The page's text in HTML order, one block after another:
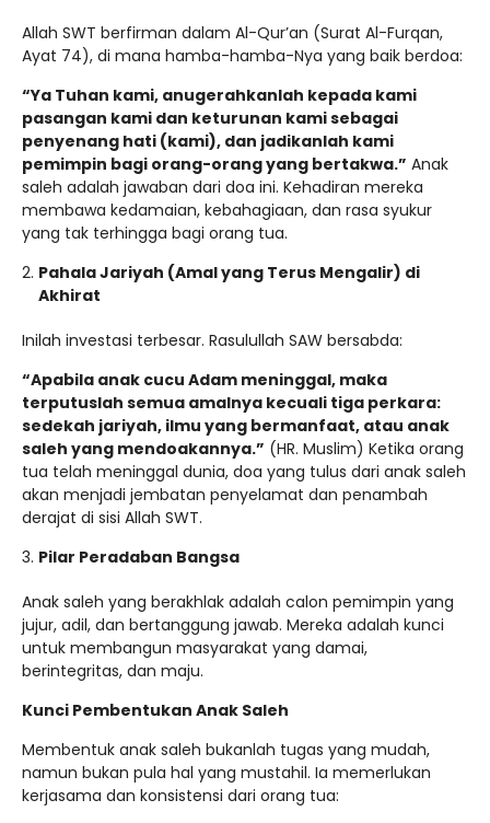
Allah SWT berfirman dalam Al-Qur’an (Surat Al-Furqan,
Ayat 74), di mana hamba-hamba-Nya yang baik berdoa:
“Ya Tuhan kami, anugerahkanlah kepada kami
pasangan kami dan keturunan kami sebagai
penyenang hati (kami), dan jadikanlah kami
pemimpin bagi orang-orang yang bertakwa.” Anak
saleh adalah jawaban dari doa ini. Kehadiran mereka
membawa kedamaian, kebahagiaan, dan rasa syukur
yang tak terhingga bagi orang tua.
Pahala Jariyah (Amal yang Terus Mengalir) di
Akhirat
Inilah investasi terbesar. Rasulullah SAW bersabda:
“Apabila anak cucu Adam meninggal, maka
terputuslah semua amalnya kecuali tiga perkara:
sedekah jariyah, ilmu yang bermanfaat, atau anak
saleh yang mendoakannya.” (HR. Muslim) Ketika orang
tua telah meninggal dunia, doa yang tulus dari anak saleh
akan menjadi jembatan penyelamat dan penambah
derajat di sisi Allah SWT.
Pilar Peradaban Bangsa
Anak saleh yang berakhlak adalah calon pemimpin yang
jujur, adil, dan bertanggung jawab. Mereka adalah kunci
untuk membangun masyarakat yang damai,
berintegritas, dan maju.
Kunci Pembentukan Anak Saleh
Membentuk anak saleh bukanlah tugas yang mudah,
namun bukan pula hal yang mustahil. Ia memerlukan
kerjasama dan konsistensi dari orang tua: